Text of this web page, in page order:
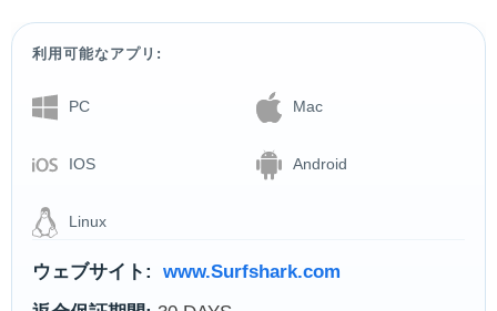
利用可能なアプリ:
PC Mac
IOS Android
Linux
ウェブサイト:
www.Surfshark.com